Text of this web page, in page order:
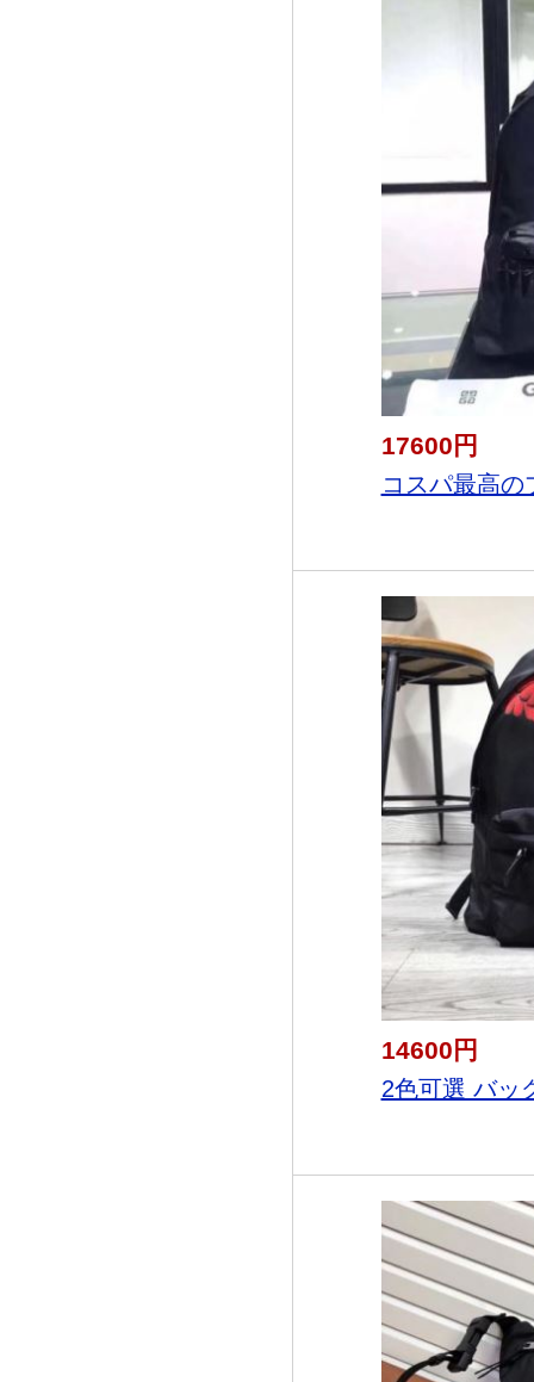
17600円
コスパ最高
14600円
2色可選 バッ